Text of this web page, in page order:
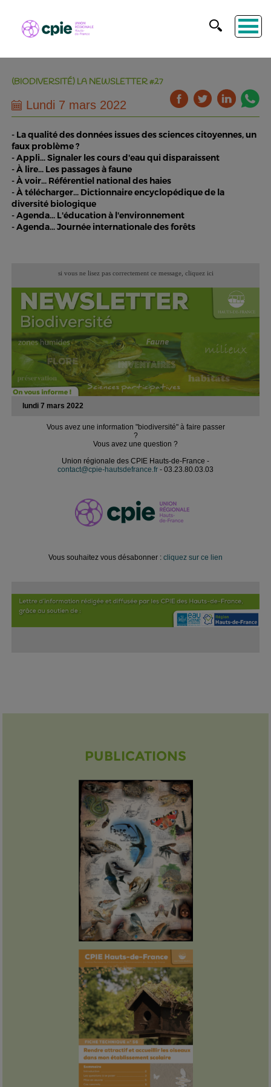
(BIODIVERSITÉ) LA NEWSLETTER #27
Lundi 7 mars 2022
- La qualité des données issues des sciences citoyennes, un
faux problème ?
- Appli... Signaler les cours d'eau qui disparaissent
- À lire... Les passages à faune
- À voir... Référentiel national des haies
- À télécharger... Dictionnaire encyclopédique de la
diversité biologique
- Agenda... L'éducation à l'environnement
- Agenda... Journée internationale des forêts
si vous ne lisez pas correctement ce message, cliquez ici
lundi 7 mars 2022
Vous avez une information "biodiversité" à faire passer
?
Vous avez une question ?
Union régionale des CPIE Hauts-de-France -
contact@cpie-hautsdefrance.fr - 03.23.80.03.03
Vous souhaitez vous désabonner : cliquez sur ce lien
PUBLICATIONS